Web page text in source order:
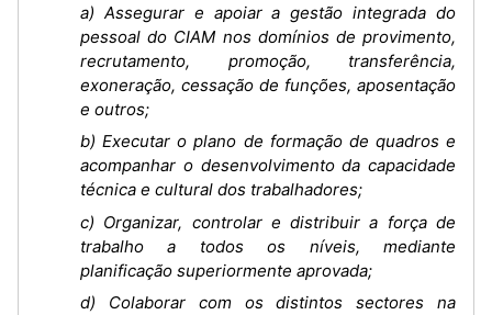
a) Assegurar e apoiar a gestão integrada do
pessoal do CIAM nos domínios de provimento,
recrutamento, promoção, transferência,
exoneração, cessação de funções, aposentação
e outros;
b) Executar o plano de formação de quadros e
acompanhar o desenvolvimento da capacidade
técnica e cultural dos trabalhadores;
c) Organizar, controlar e distribuir a força de
trabalho a todos os níveis, mediante
planificação superiormente aprovada;
d) Colaborar com os distintos sectores na